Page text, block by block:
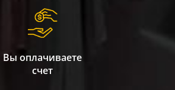
Вы оплачиваете
счет